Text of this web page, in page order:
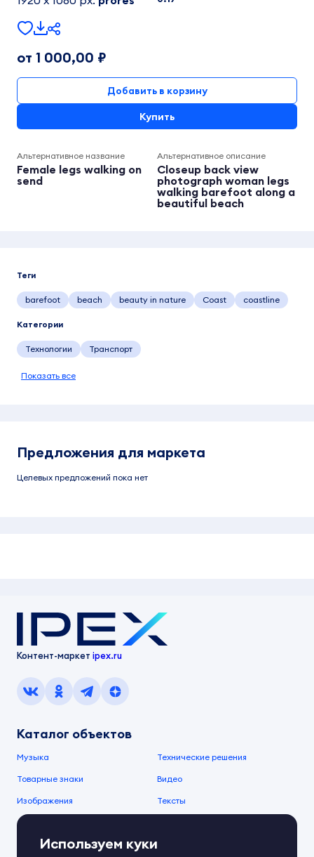
от 1 000,00 ₽
Добавить в корзину
Купить
Альтернативное название
Female legs walking on
send
Альтернативное описание
Closeup back view
photograph woman legs
walking barefoot along a
beautiful beach
Теги
barefoot beach beauty in nature Coast coastline
Категории
Технологии Транспорт
Показать все
Предложения для маркета
Целевых предложений пока нет
Контент-маркет ipex.ru
Каталог объектов
Музыка Технические решения
Товарные знаки Видео
Изображения Тексты
О компании
О сервисеИспользуем куки